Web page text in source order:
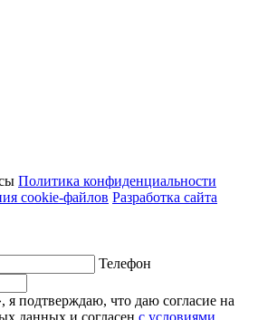
Политика конфиденциальности
cookie-файлов Разработка сайта
Телефон
подтверждаю, что даю согласие на
данных и согласен с условиями